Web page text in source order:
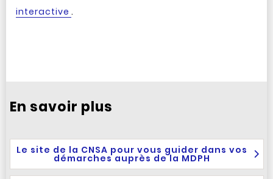
interactive .
En savoir plus
Le site de la CNSA pour vous guider dans vos
démarches auprès de la MDPH